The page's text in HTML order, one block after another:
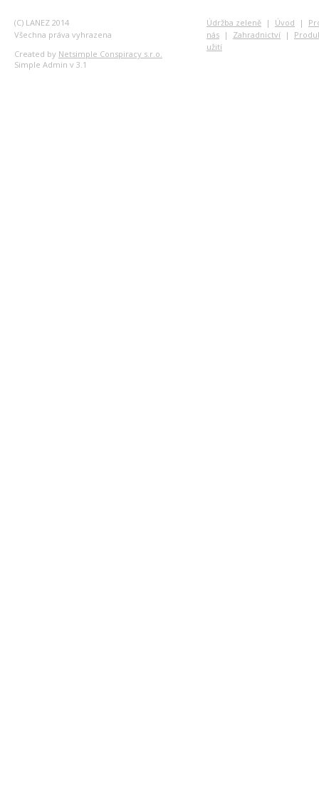
(C) LANEZ 2014
Všechna práva vyhrazena
Created by Netsimple Conspiracy s.r.o.
Simple Admin v 3.1
Údržba zeleně | Úvod |
nás | Zahradnictví |
užití